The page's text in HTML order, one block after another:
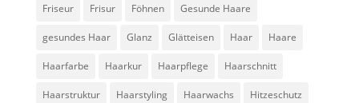
Friseur Frisur Föhnen Gesunde Haare
gesundes Haar Glanz Glätteisen Haar Haare
Haarfarbe Haarkur Haarpflege Haarschnitt
Haarstruktur Haarstyling Haarwachs Hitzeschutz